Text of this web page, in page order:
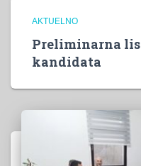
AKTUELNO
Preliminarna
kandidata